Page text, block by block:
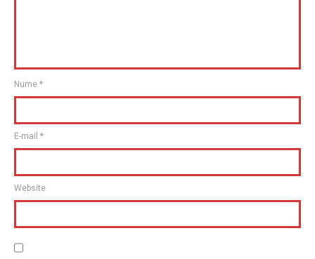
Nume *
E-mail *
Website